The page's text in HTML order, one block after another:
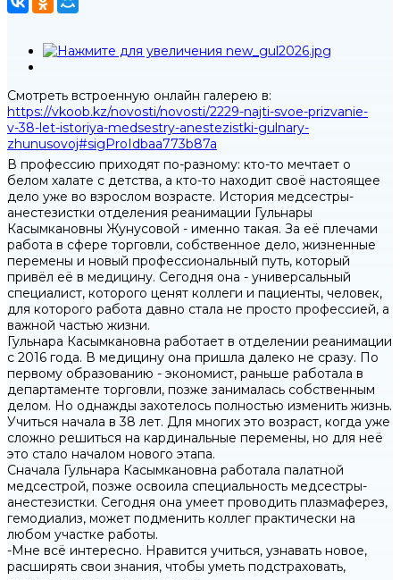
Смотреть встроенную онлайн галерею в:
https://vkoob.kz/novosti/novosti/2229-najti-svoe-prizvanie-
v-38-let-istoriya-medsestry-anestezistki-gulnary-
zhunusovoj#sigProIdbaa773b87a
В профессию приходят по-разному: кто-то мечтает о
белом халате с детства, а кто-то находит своё настоящее
дело уже во взрослом возрасте. История медсестры-
анестезистки отделения реанимации Гульнары
Касымкановны Жунусовой - именно такая. За её плечами
работа в сфере торговли, собственное дело, жизненные
перемены и новый профессиональный путь, который
привёл её в медицину. Сегодня она - универсальный
специалист, которого ценят коллеги и пациенты, человек,
для которого работа давно стала не просто профессией, а
важной частью жизни.
Гульнара Касымкановна работает в отделении реанимации
с 2016 года. В медицину она пришла далеко не сразу. По
первому образованию - экономист, раньше работала в
департаменте торговли, позже занималась собственным
делом. Но однажды захотелось полностью изменить жизнь.
Учиться начала в 38 лет. Для многих это возраст, когда уже
сложно решиться на кардинальные перемены, но для неё
это стало началом нового этапа.
Сначала Гульнара Касымкановна работала палатной
медсестрой, позже освоила специальность медсестры-
анестезистки. Сегодня она умеет проводить плазмаферез,
гемодиализ, может подменить коллег практически на
любом участке работы.
-Мне всё интересно. Нравится учиться, узнавать новое,
расширять свои знания, чтобы уметь подстраховать,